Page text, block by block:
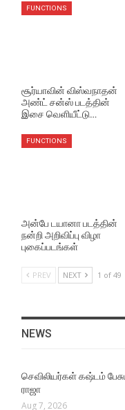
FUNCTIONS
சூர்யாவின் விஸ்வநாதன்
அண்ட் சன்ஸ் படத்தின்
இசை வெளியீட்டு…
FUNCTIONS
அன்பே டயானா படத்தின்
நன்றி அறிவிப்பு விழா
புகைப்படங்கள்
PREV NEXT 1 of 49
NEWS
செவிலியர்கள் கஷ்டம்
ராஜா
Aug 7, 2026